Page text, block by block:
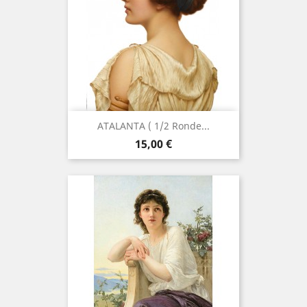
ATALANTA ( 1/2 Ronde...
Prix
15,00 €